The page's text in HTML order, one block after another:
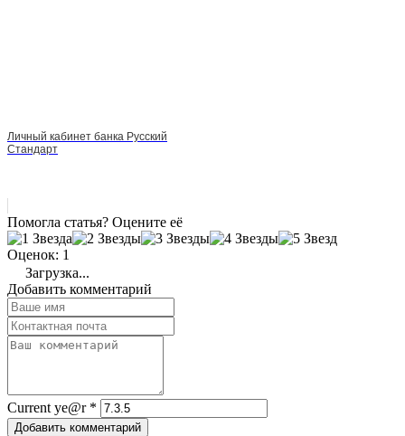
Личный кабинет банка Русский
Стандарт
Помогла статья? Оцените её
Оценок: 1
Загрузка...
Добавить комментарий
Current ye@r *
Добавить комментарий